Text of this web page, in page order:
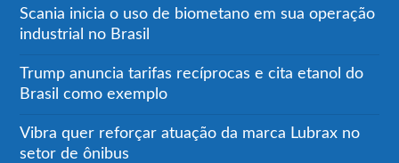
Scania inicia o uso de biometano em sua operação
industrial no Brasil
Trump anuncia tarifas recíprocas e cita etanol do
Brasil como exemplo
Vibra quer reforçar atuação da marca Lubrax no
setor de ônibus